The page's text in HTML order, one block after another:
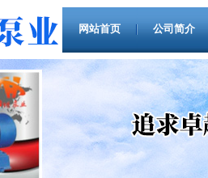
网站首页 公司简介